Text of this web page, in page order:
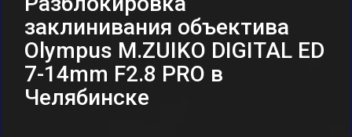
заклинивания объектива
Olympus M.ZUIKO DIGITAL ED
7-14mm F2.8 PRO в
Челябинске